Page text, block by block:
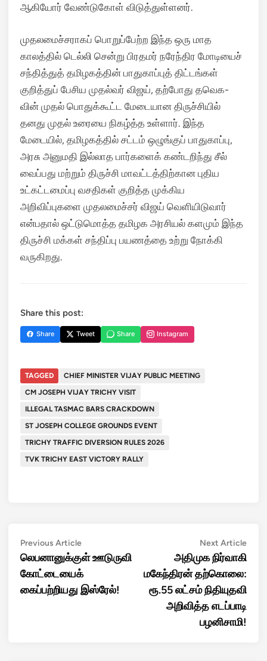
ஆகியோர் வேண்டுகோள் விடுத்துள்ளனர்.
முதலமைச்சராகப் பொறுப்பேற்ற இந்த ஒரு மாத
காலத்தில் டெல்லி சென்று பிரதமர் நரேந்திர மோடியைச்
சந்தித்துத் தமிழகத்தின் பாதுகாப்புத் திட்டங்கள்
குறித்துப் பேசிய முதல்வர் விஜய், தற்போது தவெக-
வின் முதல் பொதுக்கூட்ட மேடையான திருச்சியில்
தனது முதல் உரையை நிகழ்த்த உள்ளார். இந்த
மேடையில், தமிழகத்தில் சட்டம் ஒழுங்குப் பாதுகாப்பு,
அரசு அனுமதி இல்லாத பார்களைக் கண்டறிந்து சீல்
வைப்பது மற்றும் திருச்சி மாவட்டத்திற்கான புதிய
உட்கட்டமைப்பு வசதிகள் குறித்த முக்கிய
அறிவிப்புகளை முதலமைச்சர் விஜய் வெளியிடுவார்
என்பதால் ஒட்டுமொத்த தமிழக அரசியல் களமும் இந்த
திருச்சி மக்கள் சந்திப்பு பயணத்தை உற்று நோக்கி
வருகிறது.
Share this post:
Share Tweet Share Instagram
TAGGED
CHIEF MINISTER VIJAY PUBLIC MEETING
CM JOSEPH VIJAY TRICHY VISIT
ILLEGAL TASMAC BARS CRACKDOWN
ST JOSEPH COLLEGE GROUNDS EVENT
TRICHY TRAFFIC DIVERSION RULES 2026
TVK TRICHY EAST VICTORY RALLY
Post
navigation
Previous ArticlePrevious
article:
லெபனானுக்குள் ஊடுருவி
கோட்டையைக்
கைப்பற்றியது இஸ்ரேல்!
Next ArticleNext
அதிமுக நிர்வாகி
மகேந்திரன் தற்கொலை:
ரூ.55 லட்சம் நிதியுதவி
அறிவித்த எடப்பாடி
பழனிசாமி!